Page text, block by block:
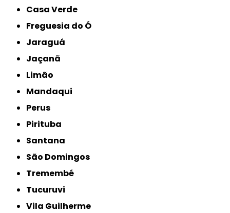
Casa Verde
Freguesia do Ó
Jaraguá
Jaçanã
Limão
Mandaqui
Perus
Pirituba
Santana
São Domingos
Tremembé
Tucuruvi
Vila Guilherme